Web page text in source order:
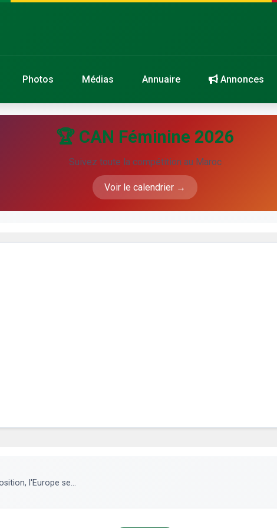
Photos Médias Annuaire Annonces
🏆 CAN Féminine 2026
Suivez toute la compétition au Maroc
Voir le calendrier →
l'Europe se...